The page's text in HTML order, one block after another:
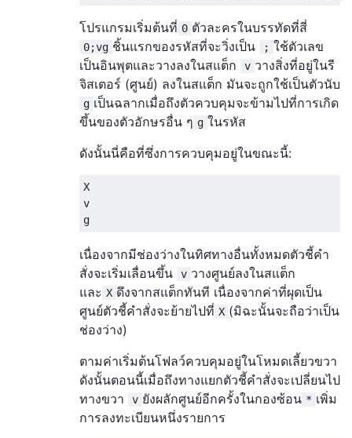
โปรแกรมเริ่มต้นที่ 0 ตัวละครในบรรทัดที่สี่
0;vg ชิ้นแรกของรหัสที่จะวิ่งเป็น ; ใช้ตัวเลข
เป็นอินพุตและวางลงในสแต็ก
v วางสิ่งที่อยู่ในรี
จิสเตอร์ (ศูนย์) ลงในสแต็ก มันจะถูกใช้เป็นตัวนับ
g เป็นฉลากเมื่อถึงตัวควบคุมจะข้ามไปที่การเกิด
ขึ้นของตัวอักษรอื่น ๆ g ในรหัส
ดังนั้นนี่คือที่ซึ่งการควบคุมอยู่ในขณะนี้:
X
v
เนื่องจากมีช่องว่างในทิศทางอื่นทั้งหมดตัวชี้คำ
สั่งจะเริ่มเลื่อนขึ้น
v วางศูนย์ลงในสแต็ก
และ X ดึงจากสแต็กทันที เนื่องจากค่าที่ผุดเป็น
ศูนย์ตัวชี้คำสั่งจะย้ายไปที่ X (มิฉะนั้นจะถือว่าเป็น
ช่องว่าง)
ตามค่าเริ่มต้นโฟลว์ควบคุมอยู่ในโหมดเลี้ยวขวา
ดังนั้นตอนนี้เมื่อถึงทางแยกตัวชี้คำสั่งจะเปลี่ยนไป
ทางขวา
v ยังผลักศูนย์อีกครั้งในกองซ้อน * เพิ่ม
การลงทะเบียนหนึ่งรายการ